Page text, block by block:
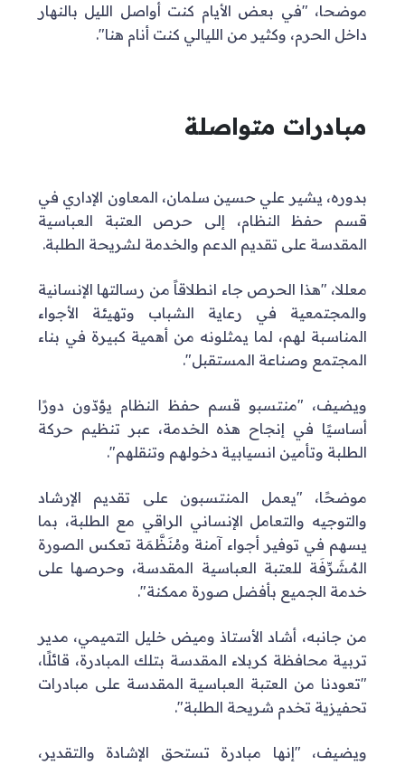
موضحا، "في بعض الأيام كنت أواصل الليل بالنهار
داخل الحرم، وكثير من الليالي كنت أنام هنا".
مبادرات متواصلة
بدوره، يشير علي حسين سلمان، المعاون الإداري في
قسم حفظ النظام، إلى حرص العتبة العباسية
المقدسة على تقديم الدعم والخدمة لشريحة الطلبة.
معللا، "هذا الحرص جاء انطلاقاً من رسالتها الإنسانية
والمجتمعية في رعاية الشباب وتهيئة الأجواء
المناسبة لهم، لما يمثلونه من أهمية كبيرة في بناء
المجتمع وصناعة المستقبل".
ويضيف، "منتسبو قسم حفظ النظام يؤدّون دورًا
أساسيًا في إنجاح هذه الخدمة، عبر تنظيم حركة
الطلبة وتأمين انسيابية دخولهم وتنقلهم".
موضحًا، "يعمل المنتسبون على تقديم الإرشاد
والتوجيه والتعامل الإنساني الراقي مع الطلبة، بما
يسهم في توفير أجواء آمنة ومُنَظَّمَة تعكس الصورة
المُشَرِّفَة للعتبة العباسية المقدسة، وحرصها على
خدمة الجميع بأفضل صورة ممكنة".
من جانبه، أشاد الأستاذ وميض خليل التميمي، مدير
تربية محافظة كربلاء المقدسة بتلك المبادرة، قائلًا،
"تعودنا من العتبة العباسية المقدسة على مبادرات
تحفيزية تخدم شريحة الطلبة".
ويضيف، "إنها مبادرة تستحق الإشادة والتقدير،